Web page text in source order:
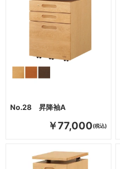
No.28 昇降袖A
￥77,000